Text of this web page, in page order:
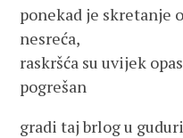
ponekad je skretanje
nesreća,
raskršća su uvijek
pogrešan
gradi taj brlog u